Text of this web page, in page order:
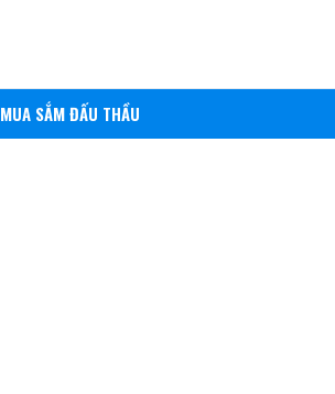
MUA SẮM ĐẤU THẦU